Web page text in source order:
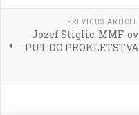
PREVIOUS ARTICLE
Jozef Stiglic: MMF-ov
PUT DO PROKLETSTVA